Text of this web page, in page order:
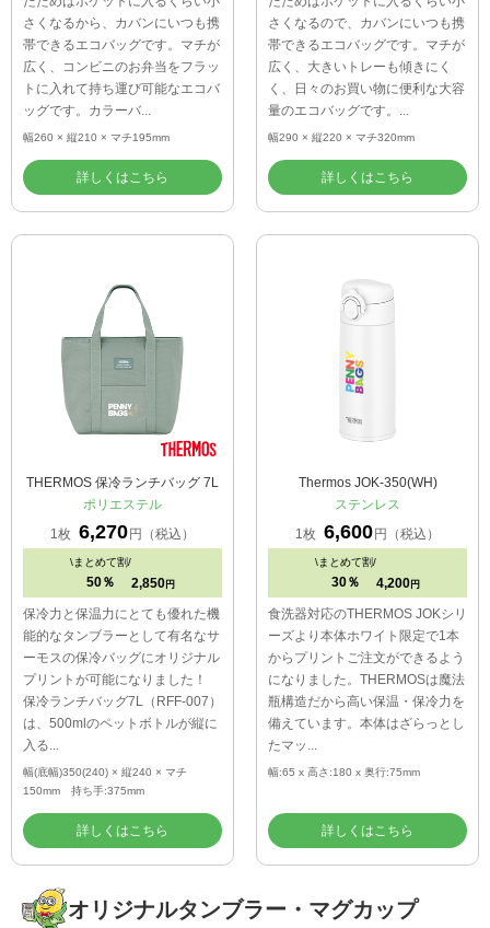
たためばポケットに入るくらい小
さくなるから、カバンにいつも携
帯できるエコバッグです。マチが
広く、コンビニのお弁当をフラッ
トに入れて持ち運び可能なエコバ
ッグです。カラーバ...
幅260 × 縦210 × マチ195mm
詳しくはこちら
たためばポケットに入るくらい小
さくなるので、カバンにいつも携
帯できるエコバッグです。マチが
広く、大きいトレーも傾きにく
く、日々のお買い物に便利な大容
量のエコバッグです。...
幅290 × 縦220 × マチ320mm
詳しくはこちら
THERMOS 保冷ランチバッグ 7L
ポリエステル
1枚 6,270円（税込）
\まとめて割/
50％ 2,850円
保冷力と保温力にとても優れた機
能的なタンブラーとして有名なサ
ーモスの保冷バッグにオリジナル
プリントが可能になりました！
保冷ランチバッグ7L（RFF-007）
は、500mlのペットボトルが縦に
入る...
幅(底幅)350(240) × 縦240 × マチ
150mm 持ち手:375mm
詳しくはこちら
Thermos JOK-350(WH)
ステンレス
1枚 6,600円（税込）
\まとめて割/
30％ 4,200円
食洗器対応のTHERMOS JOKシリ
ーズより本体ホワイト限定で1本
からプリントご注文ができるよう
になりました。THERMOSは魔法
瓶構造だから高い保温・保冷力を
備えています。本体はざらっとし
たマッ...
幅:65 x 高さ:180 x 奥行:75mm
詳しくはこちら
オリジナルタンブラー・マグカップ